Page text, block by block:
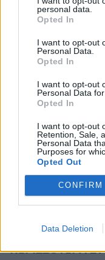
personal data.
Opted In
I want to opt-out
Personal Data.
Opted In
I want to opt-out
Personal Data
Opted In
I want to opt-out
Retention, Sale,
Personal Data
Purposes for
Opted Out
CONFIRM
Data Deletion
Κατερίνα
κόρη τους!
PAPARAZZI
ΔΕΙΤΕ
ΠΕΡΙΣΣΟΤΕΡΑ